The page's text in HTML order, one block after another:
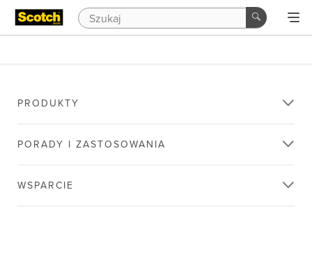
PRODUKTY
PORADY I ZASTOSOWANIA
WSPARCIE